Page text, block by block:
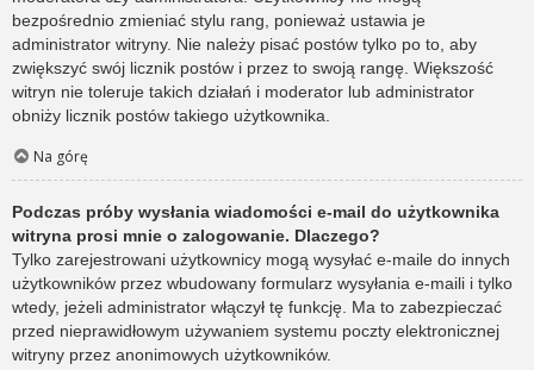
bezpośrednio zmieniać stylu rang, ponieważ ustawia je
administrator witryny. Nie należy pisać postów tylko po to, aby
zwiększyć swój licznik postów i przez to swoją rangę. Większość
witryn nie toleruje takich działań i moderator lub administrator
obniży licznik postów takiego użytkownika.
Na górę
Podczas próby wysłania wiadomości e-mail do użytkownika
witryna prosi mnie o zalogowanie. Dlaczego?
Tylko zarejestrowani użytkownicy mogą wysyłać e-maile do innych
użytkowników przez wbudowany formularz wysyłania e-maili i tylko
wtedy, jeżeli administrator włączył tę funkcję. Ma to zabezpieczać
przed nieprawidłowym używaniem systemu poczty elektronicznej
witryny przez anonimowych użytkowników.